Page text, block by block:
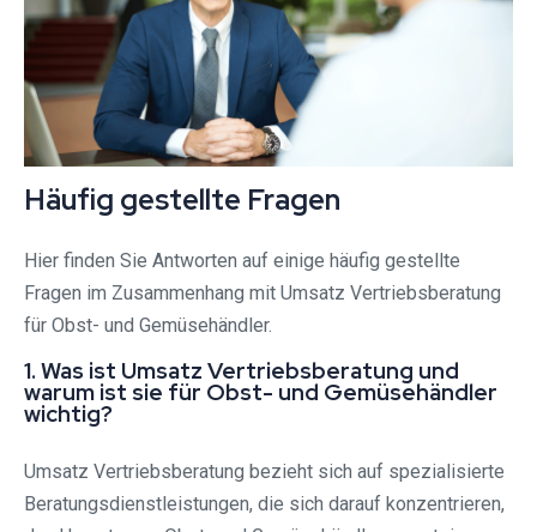
Häufig gestellte Fragen
Hier finden Sie Antworten auf einige häufig gestellte
Fragen im Zusammenhang mit Umsatz Vertriebsberatung
für Obst- und Gemüsehändler.
1. Was ist Umsatz Vertriebsberatung und
warum ist sie für Obst- und Gemüsehändler
wichtig?
Umsatz Vertriebsberatung bezieht sich auf spezialisierte
Beratungsdienstleistungen, die sich darauf konzentrieren,